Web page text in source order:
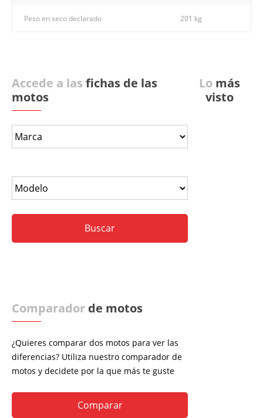
Peso en seco declarado 201 kg
Accede a las fichas de las
motos
Comparador de motos
¿Quieres comparar dos motos para ver las
diferencias? Utiliza nuestro comparador de
motos y decidete por la que más te guste
Comparar
Lo más
visto